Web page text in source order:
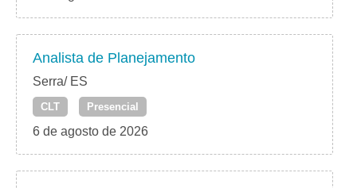
Analista de Planejamento
Serra/ ES
CLT Presencial
6 de agosto de 2026